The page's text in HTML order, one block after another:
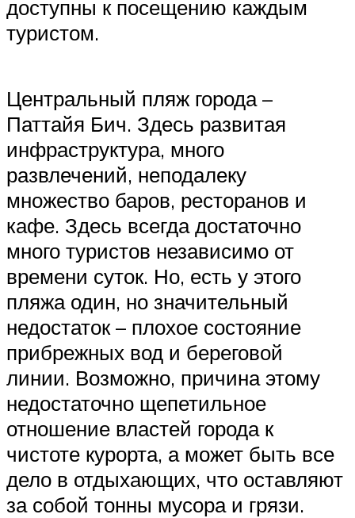
доступны к посещению каждым
туристом.
Центральный пляж города –
Паттайя Бич. Здесь развитая
инфраструктура, много
развлечений, неподалеку
множество баров, ресторанов и
кафе. Здесь всегда достаточно
много туристов независимо от
времени суток. Но, есть у этого
пляжа один, но значительный
недостаток – плохое состояние
прибрежных вод и береговой
линии. Возможно, причина этому
недостаточно щепетильное
отношение властей города к
чистоте курорта, а может быть все
дело в отдыхающих, что оставляют
за собой тонны мусора и грязи.